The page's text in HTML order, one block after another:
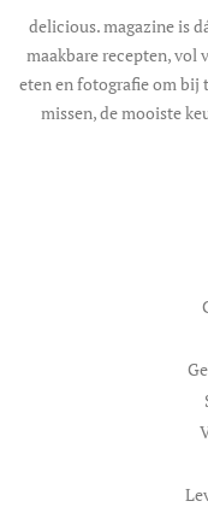
delicious. magazine is
maakbare recepten, vol
eten en fotografie om bij
missen, de mooiste